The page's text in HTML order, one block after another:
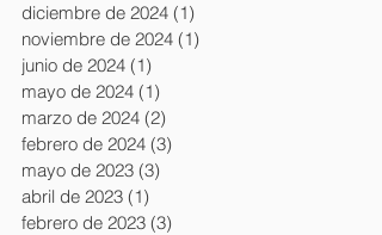
diciembre de 2024 (1)
noviembre de 2024 (1)
junio de 2024 (1)
mayo de 2024 (1)
marzo de 2024 (2)
febrero de 2024 (3)
mayo de 2023 (3)
abril de 2023 (1)
febrero de 2023 (3)